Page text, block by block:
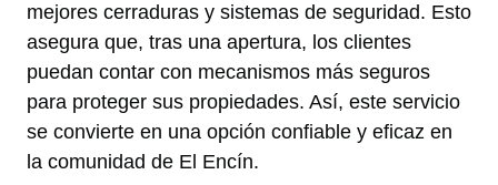
mejores cerraduras y sistemas de seguridad. Esto
asegura que, tras una apertura, los clientes
puedan contar con mecanismos más seguros
para proteger sus propiedades. Así, este servicio
se convierte en una opción confiable y eficaz en
la comunidad de El Encín.